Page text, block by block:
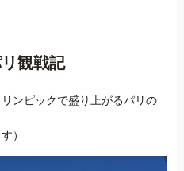
観戦記
ンピックで盛り上がるパリの
）